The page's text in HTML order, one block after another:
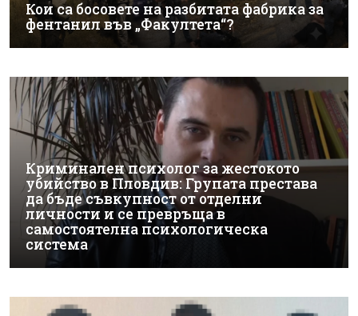
Кои са босовете на разбитата фабрика за
фентанил във „Факултета“?
Криминален психолог за жестокото
убийство в Пловдив: Групата престава
да бъде съвкупност от отделни
личности и се превръща в
самостоятелна психологическа
система